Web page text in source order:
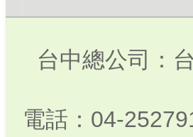
台中總公司：
電話：04-